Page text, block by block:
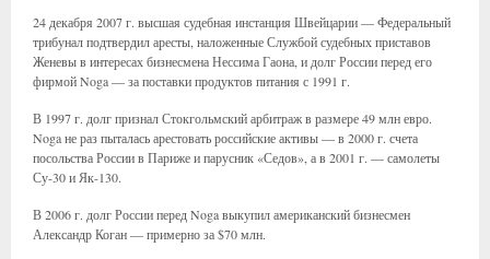
24 декабря 2007 г. высшая судебная инстанция Швейцарии — Федеральный
трибунал подтвердил аресты, наложенные Службой судебных приставов
Женевы в интересах бизнесмена Нессима Гаона, и долг России перед его
фирмой Noga — за поставки продуктов питания с 1991 г.
В 1997 г. долг признал Стокгольмский арбитраж в размере 49 млн евро.
Noga не раз пыталась арестовать российские активы — в 2000 г. счета
посольства России в Париже и парусник «Седов», а в 2001 г. — самолеты
Су-30 и Як-130.
В 2006 г. долг России перед Noga выкупил американский бизнесмен
Александр Коган — примерно за $70 млн.